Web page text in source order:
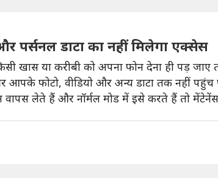
पर्सनल डाटा का नहीं मिलेगा एक्सेस
खास या करीबी को अपना फोन देना ही पड़
आपके फोटो, वीडियो और अन्य डाटा तक नहीं पहुंच
लेते हैं और नॉर्मल मोड में इसे करते हैं तो मेंटेनेंस